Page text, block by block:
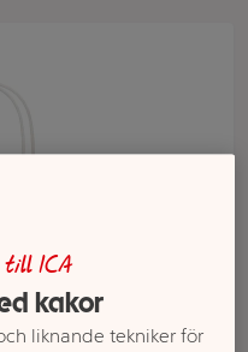
till ICA
kakor
liknande tekniker för